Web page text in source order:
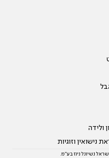
ולידה
נישואין וזוגיות
נשיונל ניוז בע"מ.